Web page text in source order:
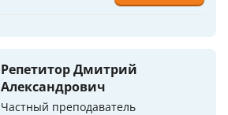
Репетитор Дмитрий
Александрович
Частный преподаватель